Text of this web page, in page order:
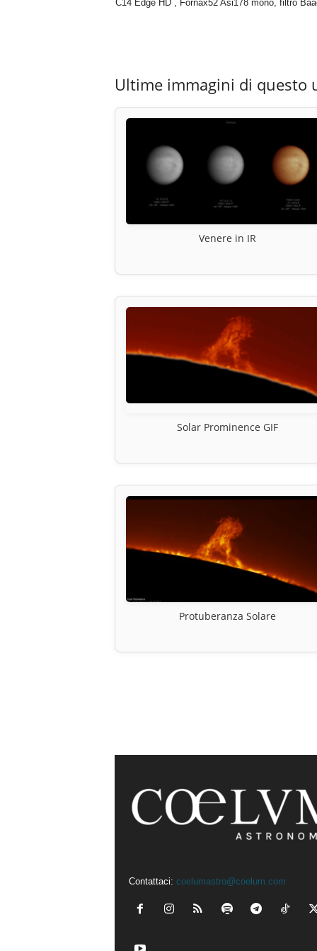
C14 Edge HD , Fornax52 Asi178 mono, filtro
Ultime immagini di questo
Venere in IR
Solar Prominence GIF
Protuberanza Solare
Contattaci: coelumastro@coelum.com